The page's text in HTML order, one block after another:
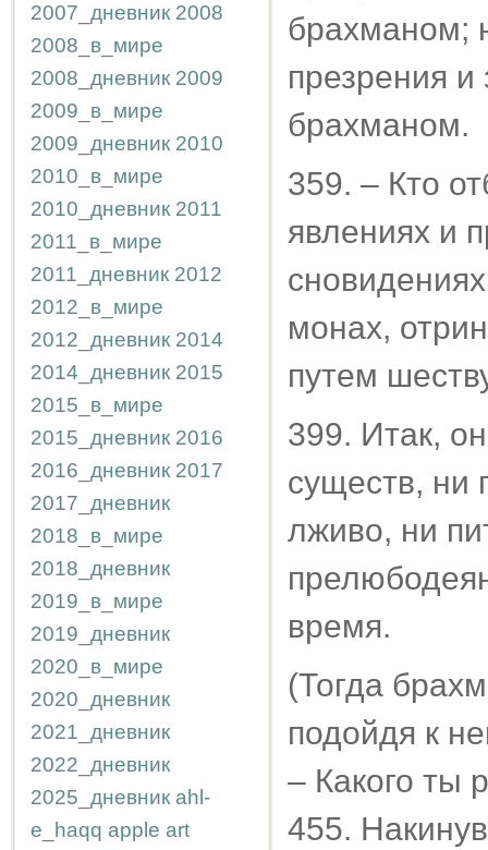
2007_дневник 2008
2008_в_мире
2008_дневник 2009
2009_в_мире
2009_дневник 2010
2010_в_мире
2010_дневник 2011
2011_в_мире
2011_дневник 2012
2012_в_мире
2012_дневник 2014
2014_дневник 2015
2015_в_мире
2015_дневник 2016
2016_дневник 2017
2017_дневник
2018_в_мире
2018_дневник
2019_в_мире
2019_дневник
2020_в_мире
2020_дневник
2021_дневник
2022_дневник
2025_дневник ahl-
e_haqq apple art
брахманом;
презрения
брахманом.
359. – Кто
явлениях и
монах,
путем
399. Итак,
существ, ни
лживо, ни
время.
(Тогда
подойдя к
– Какого ты
455.